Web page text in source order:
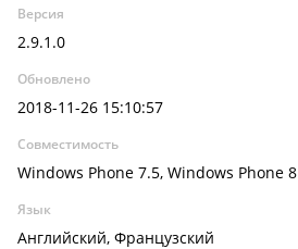
Версия
2.9.1.0
Обновлено
2018-11-26 15:10:57
Совместимость
Windows Phone 7.5, Windows Phone 8
Язык
Английский, Французский